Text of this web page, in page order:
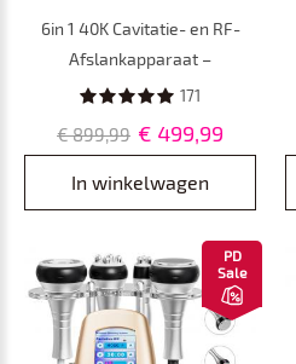
6in 1 40K Cavitatie- en RF-
Afslankapparaat –
Lichaamsmassageapparaat
en EMS-Pads voor Salon, Spa
en Thuisgebruik, met
Netvoeding
171
€ 899,99 € 499,99
In winkelwagen
PD
Sale